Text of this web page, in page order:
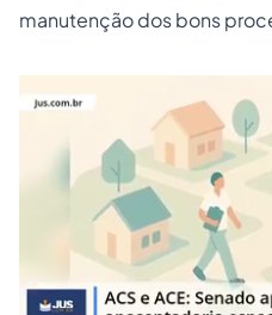
manutenção dos bons